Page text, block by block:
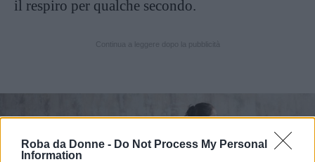
Roba da Donne - Do Not Process My Personal
Information
il respiro per qualche secondo.